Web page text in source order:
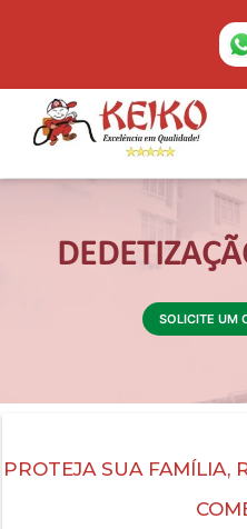
SOLICITE UM
PROTEJA SUA FAMÍLIA,